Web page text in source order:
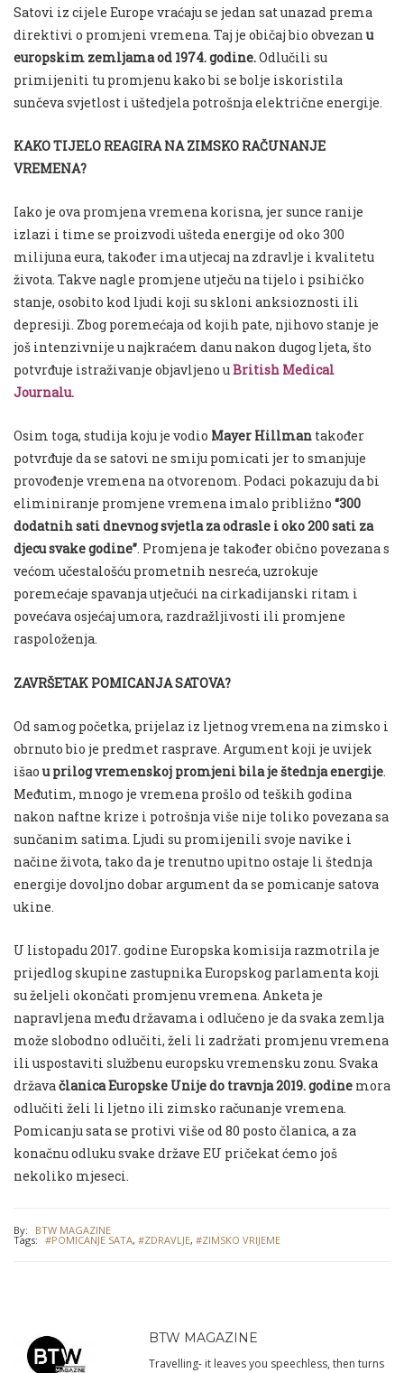
Satovi iz cijele Europe vraćaju se jedan sat unazad prema
direktivi o promjeni vremena. Taj je običaj bio obvezan u
europskim zemljama od 1974. godine.Odlučili su
primijeniti tu promjenu kako bi se bolje iskoristila
sunčeva svjetlost i uštedjela potrošnja električne energije.
KAKO TIJELO REAGIRA NA ZIMSKO RAČUNANJE
VREMENA?
Iako je ova promjena vremena korisna, jer sunce ranije
izlazi i time se proizvodi ušteda energije od oko 300
milijuna eura, također ima utjecaj na zdravlje i kvalitetu
života. Takve nagle promjene utječu na tijelo i psihičko
stanje, osobito kod ljudi koji su skloni anksioznosti ili
depresiji. Zbog poremećaja od kojih pate, njihovo stanje je
još intenzivnije u najkraćem danu nakon dugog ljeta, što
potvrđuje istraživanje objavljeno uBritish Medical
Journalu.
Osim toga, studija koju je vodio Mayer Hillman također
potvrđuje da se satovi ne smiju pomicati jer to smanjuje
provođenje vremena na otvorenom. Podaci pokazuju da bi
eliminiranje promjene vremena imalo približno “300
dodatnih sati dnevnog svjetla za odrasle i oko 200 sati za
djecu svake godine”. Promjena je također obično povezana s
većom učestalošću prometnih nesreća, uzrokuje
poremećaje spavanja utječući na cirkadijanski ritam i
povećava osjećaj umora, razdražljivosti ili promjene
raspoloženja.
ZAVRŠETAK POMICANJA SATOVA?
Od samog početka, prijelaz iz ljetnog vremena na zimsko i
obrnuto bio je predmet rasprave. Argument koji je uvijek
išao u prilog vremenskoj promjeni bila je štednja energije.
Međutim, mnogo je vremena prošlo od teških godina
nakon naftne krize i potrošnja više nije toliko povezana sa
sunčanim satima. Ljudi su promijenili svoje navike i
načine života, tako da je trenutno upitno ostaje li štednja
energije dovoljno dobar argument da se pomicanje satova
ukine.
U listopadu 2017. godine Europska komisija razmotrila je
prijedlog skupine zastupnika Europskog parlamenta koji
su željeli okončati promjenu vremena. Anketa je
napravljena među državama i odlučeno je da svaka zemlja
može slobodno odlučiti, želi li zadržati promjenu vremena
ili uspostaviti službenu europsku vremensku zonu. Svaka
država članica Europske Unije do travnja 2019. godine mora
odlučiti želi li ljetno ili zimsko računanje vremena.
Pomicanju sata se protivi više od 80 posto članica, a za
konačnu odluku svake države EU pričekat ćemo još
nekoliko mjeseci.
By: BTW MAGAZINE
Tags: #POMICANJE SATA, #ZDRAVLJE, #ZIMSKO VRIJEME
BTW MAGAZINE
Travelling- it leaves you speechless, then turns